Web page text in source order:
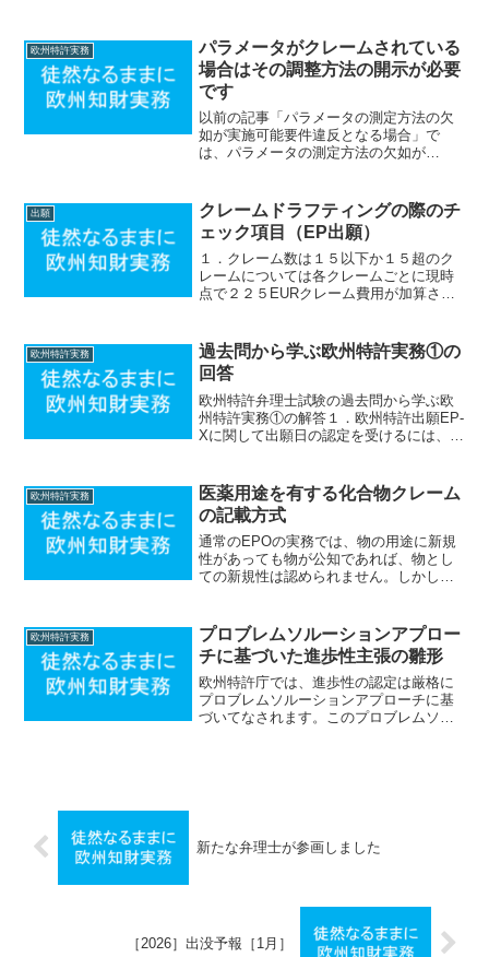
これまでの欧州特許と何が違うので...
欧州特許実務
パラメータがクレームされている
場合はその調整方法の開示が必要
です
以前の記事「パラメータの測定方法の欠
如が実施可能要件違反となる場合」で
は、パラメータの測定方法の欠如が
タの測定方法の開示だけでは実施可能要
件を満たすのに十分ではあり...
出願
クレームドラフティングの際のチ
ェック項目（EP出願）
１．クレーム数は１５以下か１５超のク
レームについては各クレームごとに現時
点で２２５EURクレーム費用が加算され
項であれば「preferably」や「in partic...
欧州特許実務
過去問から学ぶ欧州特許実務①の
回答
欧州特許弁理士試験の過去問から学ぶ欧
州特許実務①の解答１．欧州特許出願EP-
Xに関して出願日の認定を受けるには、出
はいかなる費用の納付も求められない
（ＥＰＣ...
欧州特許実務
医薬用途を有する化合物クレーム
の記載方式
通常のEPOの実務では、物の用途に新規
性があっても物が公知であれば、物とし
ての新規性は認められません。しかし、
途）に用いられる場合、当該公知の物質
又は組成物の用途を当該...
欧州特許実務
プロブレムソルーションアプロー
チに基づいた進歩性主張の雛形
欧州特許庁では、進歩性の認定は厳格に
プロブレムソルーションアプローチに基
づいてなされます。このプロブレムソル
新たな弁理士が参画しました
［2026］出没予報［1月］